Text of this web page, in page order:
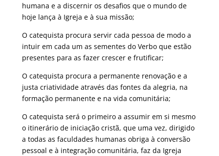
humana e a discernir os desafios que o mundo de
hoje lança à Igreja e à sua missão;
O catequista procura servir cada pessoa de modo a
intuir em cada um as sementes do Verbo que estão
presentes para as fazer crescer e frutificar;
O catequista procura a permanente renovação e a
justa criatividade através das fontes da alegria, na
formação permanente e na vida comunitária;
O catequista será o primeiro a assumir em si mesmo
o itinerário de iniciação cristã, que uma vez, dirigido
a todas as faculdades humanas obriga à conversão
pessoal e à integração comunitária, faz da Igreja